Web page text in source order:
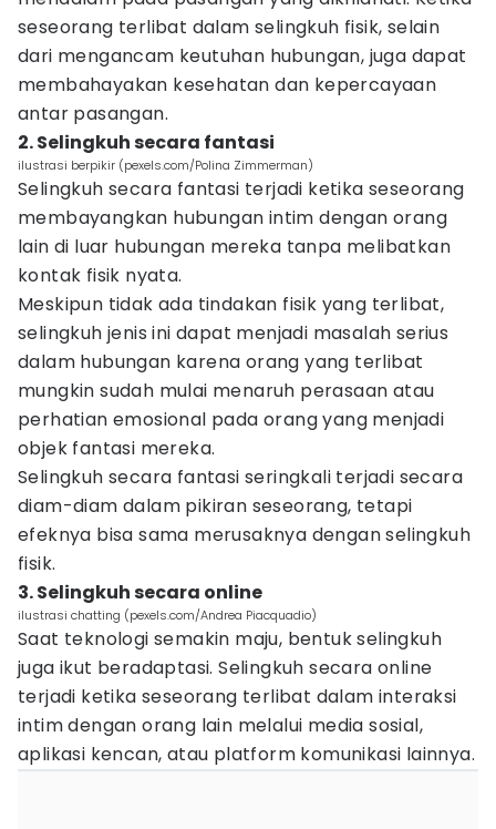
seseorang terlibat dalam selingkuh fisik, selain
dari mengancam keutuhan hubungan, juga dapat
membahayakan kesehatan dan kepercayaan
antar pasangan.
2. Selingkuh secara fantasi
ilustrasi berpikir (pexels.com/Polina Zimmerman)
Selingkuh secara fantasi terjadi ketika seseorang
membayangkan hubungan intim dengan orang
lain di luar hubungan mereka tanpa melibatkan
kontak fisik nyata.
Meskipun tidak ada tindakan fisik yang terlibat,
selingkuh jenis ini dapat menjadi masalah serius
dalam hubungan karena orang yang terlibat
mungkin sudah mulai menaruh perasaan atau
perhatian emosional pada orang yang menjadi
objek fantasi mereka.
Selingkuh secara fantasi seringkali terjadi secara
diam-diam dalam pikiran seseorang, tetapi
efeknya bisa sama merusaknya dengan selingkuh
fisik.
3. Selingkuh secara online
ilustrasi chatting (pexels.com/Andrea Piacquadio)
Saat teknologi semakin maju, bentuk selingkuh
juga ikut beradaptasi. Selingkuh secara online
terjadi ketika seseorang terlibat dalam interaksi
intim dengan orang lain melalui media sosial,
aplikasi kencan, atau platform komunikasi lainnya.